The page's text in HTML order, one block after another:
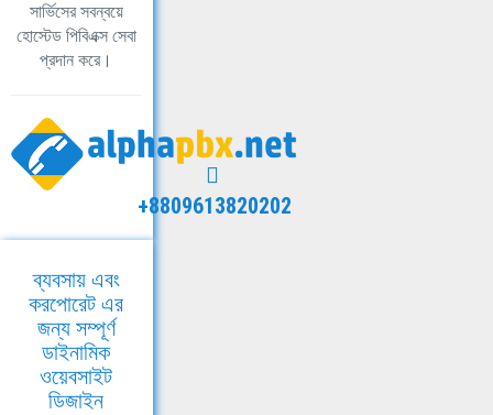
সার্ভিসের সবন্বয়ে
হোস্টেড পিবিএক্স সেবা
প্রদান করে।
+8809613820202
ব্যবসায় এবং
করপোরেট এর
জন্য সম্পূর্ণ
ডাইনামিক
ওয়েবসাইট
ডিজাইন